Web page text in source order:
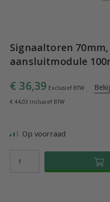
Signaaltoren
aansluitmodule
€ 36,39 Exclusief BTW
€ 44,03 Inclusief BTW
Op voorraad